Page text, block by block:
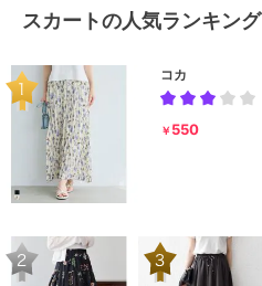
スカートの人気ランキング
コカ
￥ 550